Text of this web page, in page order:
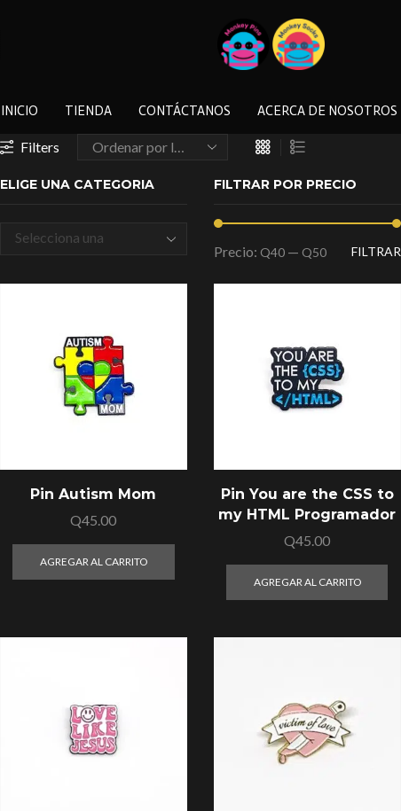
INICIO TIENDA CONTÁCTANOS ACERCA DE NOSOTROS
Filters
ELIGE UNA CATEGORIA
Selecciona una
FILTRAR POR PRECIO
FILTRAR
Precio: Q40— Q50
Pin Autism Mom
Q45.00
AGREGAR AL CARRITO
Pin You are the CSS to
my HTML Programador
Q45.00
AGREGAR AL CARRITO